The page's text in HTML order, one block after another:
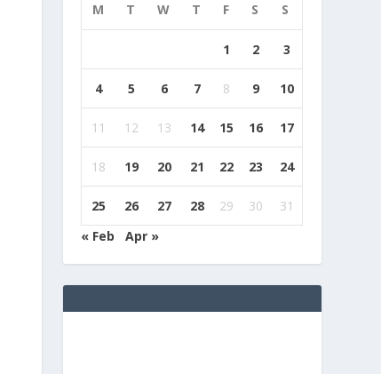
M T W T F S S
1 2 3
4 5 6 7 8 9 10
11 12 13 14 15 16 17
18 19 20 21 22 23 24
25 26 27 28 29 30
31
« Feb
Apr »